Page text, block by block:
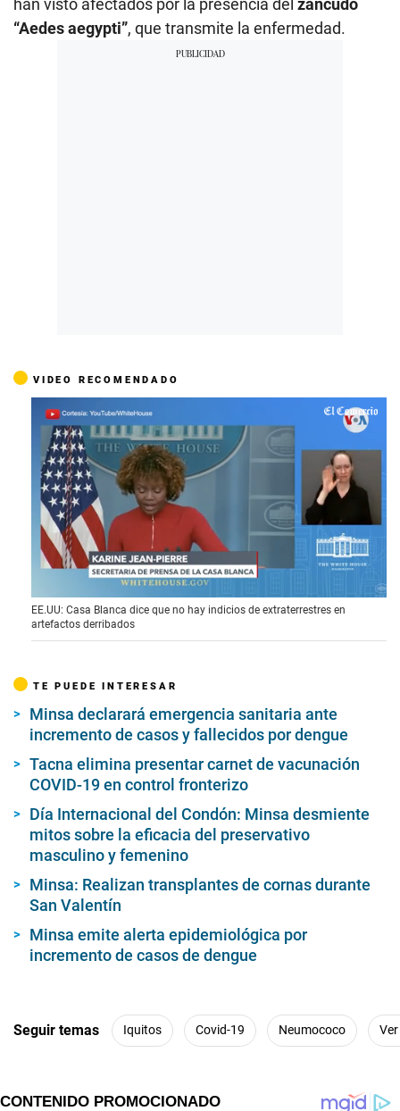
“Aedes aegypti”, que transmite la enfermedad.
VIDEO RECOMENDADO
0
s
e
c
d
o
f
m
i
n
t
e
3
s
e
o
n
d
EE.UU: Casa Blanca dice que no hay indicios de extraterrestres en
artefactos derribados
TE PUEDE INTERESAR
Minsa declarará emergencia sanitaria ante
incremento de casos y fallecidos por dengue
Tacna elimina presentar carnet de vacunación
COVID-19 en control fronterizo
Día Internacional del Condón: Minsa desmiente
mitos sobre la eficacia del preservativo
masculino y femenino
Minsa: Realizan transplantes de cornas durante
San Valentín
Minsa emite alerta epidemiológica por
incremento de casos de dengue
Seguir temas Iquitos Covid-19 Neumococo